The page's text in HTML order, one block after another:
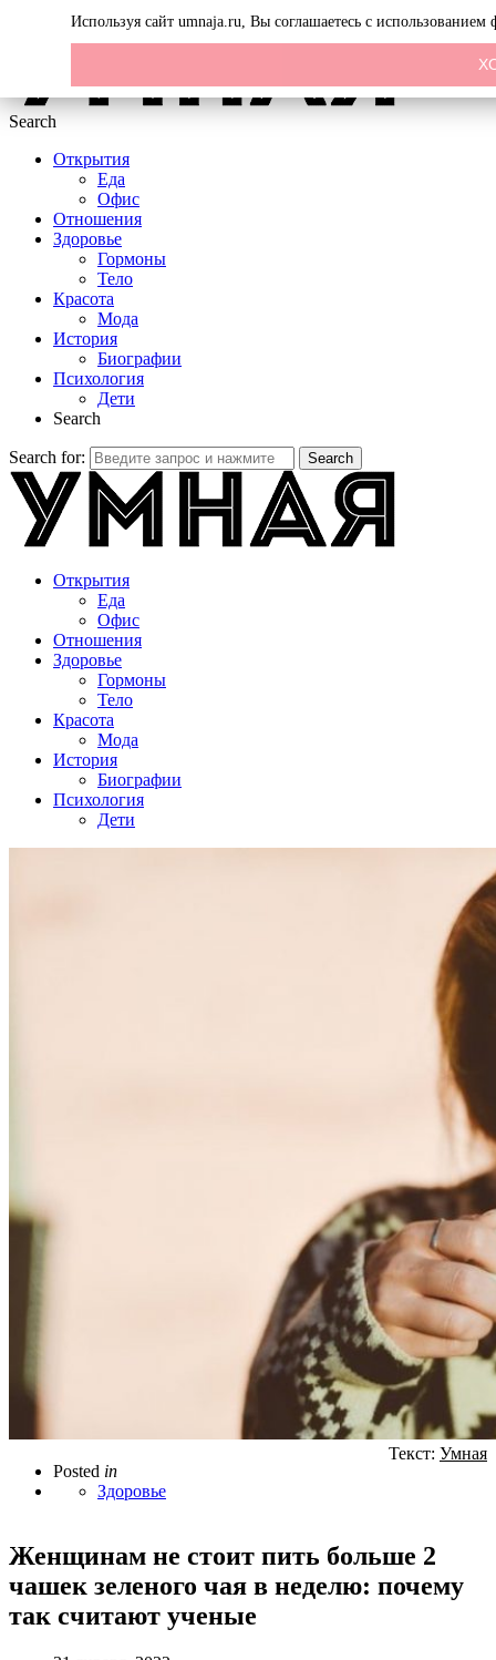
Search
Открытия
Еда
Офис
Отношения
Здоровье
Гормоны
Тело
Красота
Мода
История
Биографии
Психология
Дети
Search
Search for: Search
Открытия
Еда
Офис
Отношения
Здоровье
Гормоны
Тело
Красота
Мода
История
Биографии
Психология
Дети
Posted in
Здоровье
Текст: Умная
Женщинам не стоит пить больше 2
чашек зеленого чая в неделю: почему
так считают ученые
Используя сайт umnaja.ru, Вы соглашаетесь с использованием